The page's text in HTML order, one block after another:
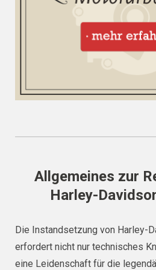
Allgemeines zur
Harley-
Die Instandsetzung von Harley-
erfordert nicht nur technisches
eine Leidenschaft für die